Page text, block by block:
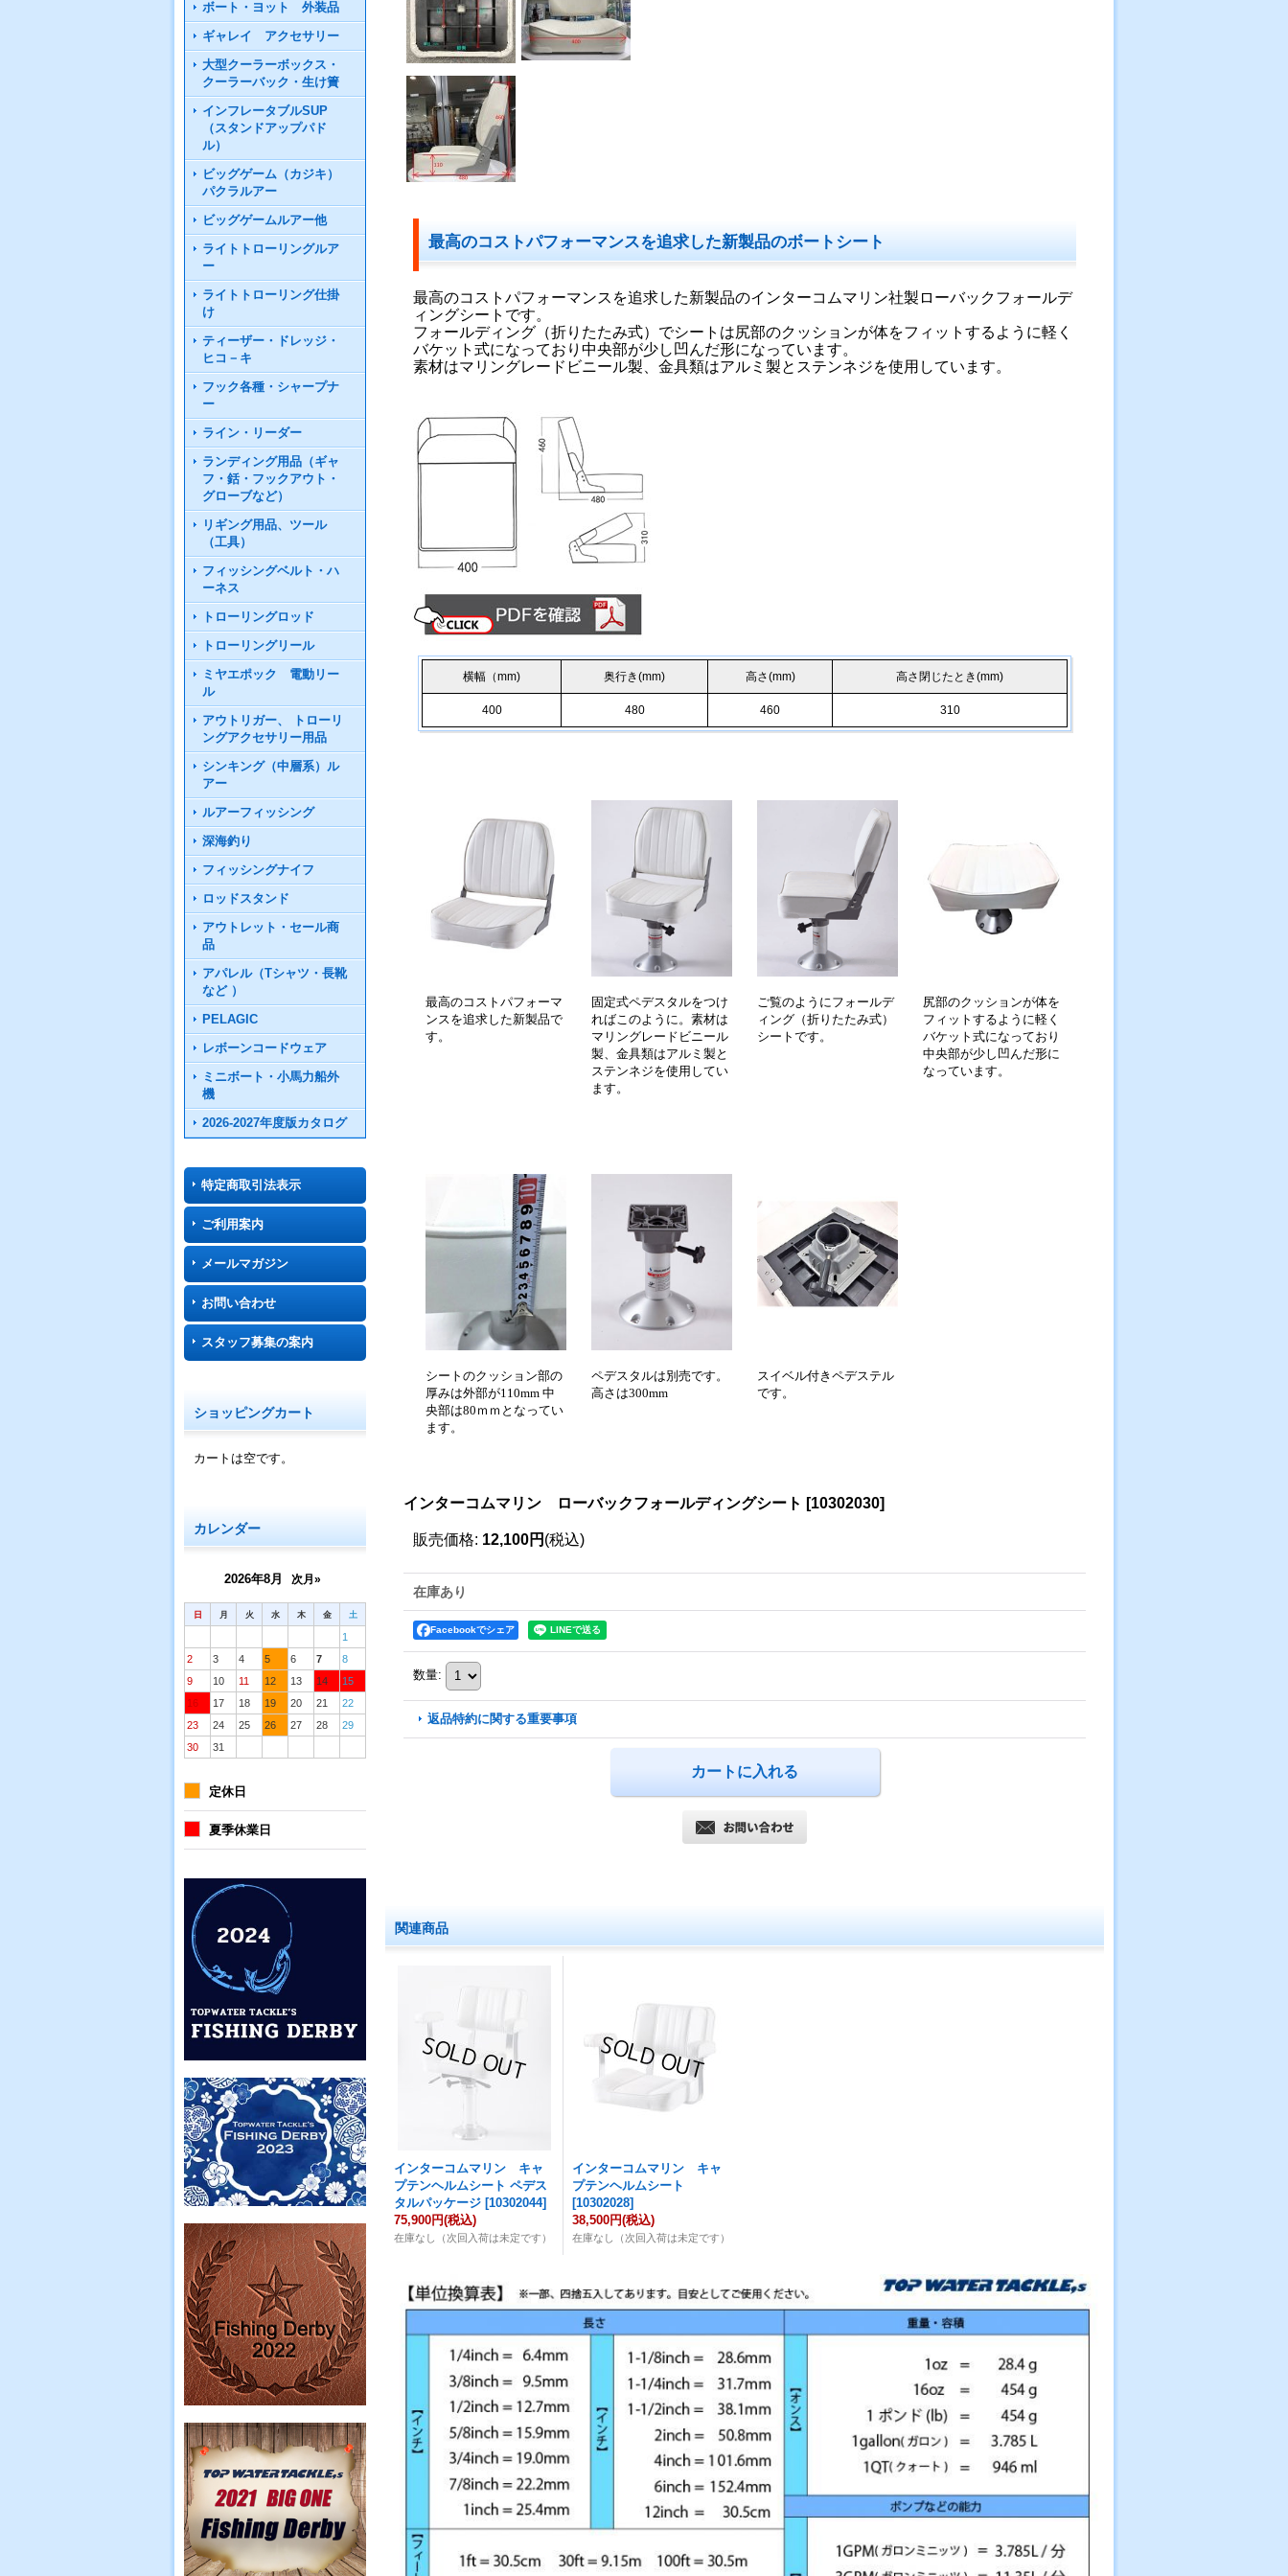
ボート・ヨット 外装品
ギャレイ アクセサリー
大型クーラーボックス・
クーラーバック・生け簀
インフレータブルSUP
（スタンドアップパド
ル）
ビッグゲーム（カジキ）
パクラルアー
ビッグゲームルアー他
ライトトローリングルア
ー
ライトトローリング仕掛
け
ティーザー・ドレッジ・
ヒコ－キ
フック各種・シャープナ
ー
ライン・リーダー
ランディング用品（ギャ
フ・銛・フックアウト・
グローブなど）
リギング用品、ツール
（工具）
フィッシングベルト・ハ
ーネス
トローリングロッド
トローリングリール
ミヤエポック 電動リー
ル
アウトリガー、 トローリ
ングアクセサリー用品
シンキング（中層系）ル
アー
ルアーフィッシング
深海釣り
フィッシングナイフ
ロッドスタンド
アウトレット・セール商
品
アパレル（Tシャツ・長靴
など ）
PELAGIC
レボーンコードウェア
ミニボート・小馬力船外
機
2026-2027年度版カタログ
特定商取引法表示
ご利用案内
メールマガジン
お問い合わせ
スタッフ募集の案内
ショッピングカート
カートは空です。
カレンダー
2026年8月 次月»
日 月 火 水 木 金 土
1
2
3 4 5 6 7
8
9
10 11 12 13 14
15
16
17 18 19 20 21
22
23
24 25 26 27 28
29
30
31
定休日
夏季休業日
最高のコストパフォーマンスを追求した新製品のボートシート
最高のコストパフォーマンスを追求した新製品のインターコムマリン社製ローバックフォールデ
ィングシートです。
フォールディング（折りたたみ式）でシートは尻部のクッションが体をフィットするように軽く
バケット式になっており中央部が少し凹んだ形になっています。
素材はマリングレードビニール製、金具類はアルミ製とステンネジを使用しています。
横幅（mm) 奥行き(mm) 高さ(mm) 高さ閉じたとき(mm)
400 480 460 310
最高のコストパフォーマ
ンスを追求した新製品で
す。
固定式ペデスタルをつけ
ればこのように。素材は
マリングレードビニール
製、金具類はアルミ製と
ステンネジを使用してい
ます。
ご覧のようにフォールデ
ィング（折りたたみ式）
シートです。
尻部のクッションが体を
フィットするように軽く
バケット式になっており
中央部が少し凹んだ形に
なっています。
シートのクッション部の
厚みは外部が110mm 中
央部は80ｍｍとなってい
ます。
ペデスタルは別売です。
高さは300mm
スイベル付きペデステル
です。
インターコムマリン ローバックフォールディングシート [10302030]
販売価格: 12,100円 (税込)
在庫あり
Facebookでシェア
数量:
返品特約に関する重要事項
関連商品
インターコムマリン キャ
プテンヘルムシート ペデス
タルパッケージ [10302044]
75,900円(税込)
在庫なし（次回入荷は未定です）
インターコムマリン キャ
プテンヘルムシート
[10302028]
38,500円(税込)
在庫なし（次回入荷は未定です）